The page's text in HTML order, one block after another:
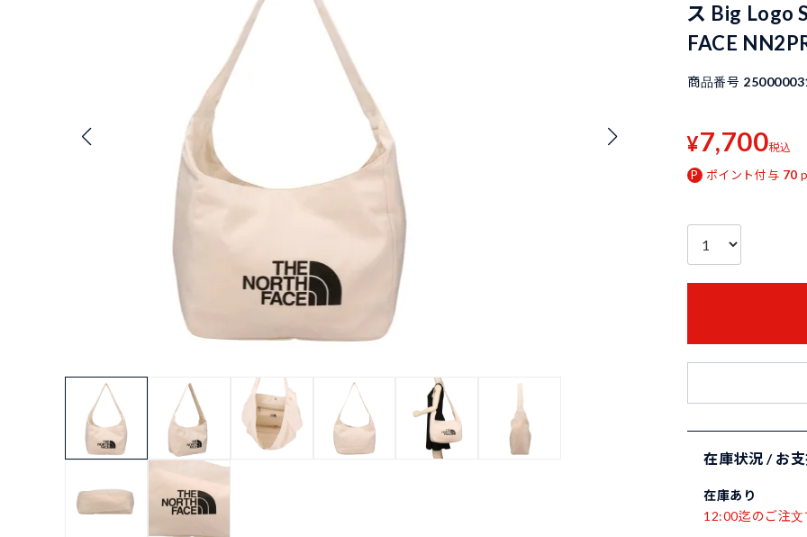
ス Big Logo
FACE
商品番号
¥7,700税込
ポイント付与 70
在庫状況 / お
在庫あり
12:00迄のご注